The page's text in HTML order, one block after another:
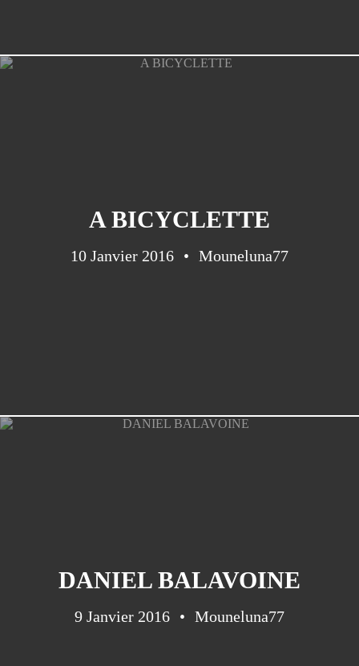
A BICYCLETTE
10 Janvier 2016 Mouneluna77
DANIEL BALAVOINE
9 Janvier 2016 Mouneluna77